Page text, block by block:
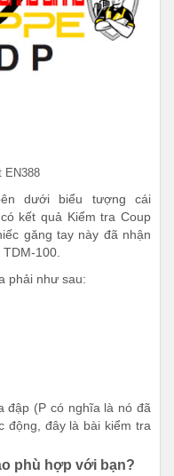
EN388
dưới biểu tượng cái
kết quả Kiểm tra Coup
găng tay này đã nhận
100.
phải như sau:
đập (P có nghĩa là nó đã
động, đây là bài kiểm tra
phù hợp với bạn?